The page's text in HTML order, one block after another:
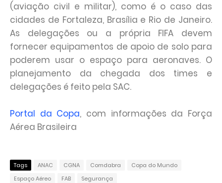
(aviação civil e militar), como é o caso das
cidades de Fortaleza, Brasília e Rio de Janeiro.
As delegações ou a própria FIFA devem
fornecer equipamentos de apoio de solo para
poderem usar o espaço para aeronaves. O
planejamento da chegada dos times e
delegações é feito pela SAC.
Portal da Copa, com informações da Força
Aérea Brasileira
Tags ANAC CGNA Comdabra
Copa do Mundo
Espaço Aéreo
FAB Segurança